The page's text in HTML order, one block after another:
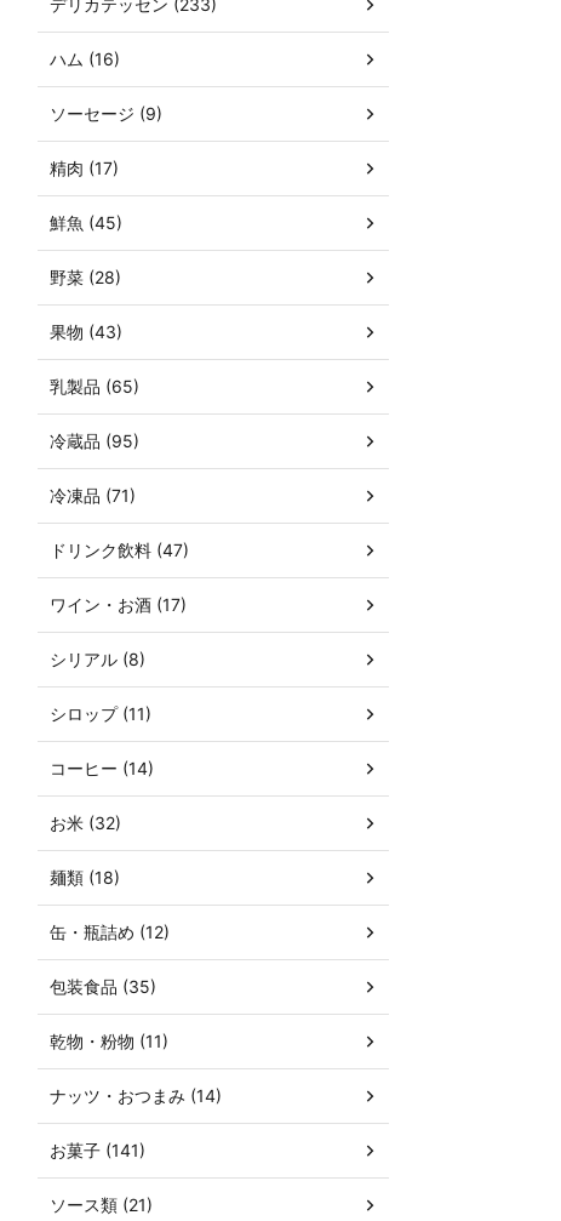
デリカテッセン (233)
ハム (16)
ソーセージ (9)
精肉 (17)
鮮魚 (45)
野菜 (28)
果物 (43)
乳製品 (65)
冷蔵品 (95)
冷凍品 (71)
ドリンク飲料 (47)
ワイン・お酒 (17)
シリアル (8)
シロップ (11)
コーヒー (14)
お米 (32)
麺類 (18)
缶・瓶詰め (12)
包装食品 (35)
乾物・粉物 (11)
ナッツ・おつまみ (14)
お菓子 (141)
ソース類 (21)